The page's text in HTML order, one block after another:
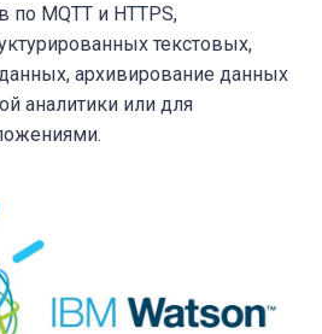
по MQTT и HTTPS,
текстовых,
архивирование данных
аналитики или для